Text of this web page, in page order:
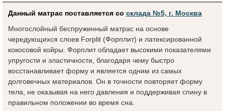
Данный матрас поставляется со склада №5, г. Москва
Многослойный беспружинный матрас на основе
чередующихся слоев Forplit (Форплит) и латексированной
кокосовой койры. Форплит обладает высокими показателями
упругости и эластичности, благодаря чему быстро
восстанавливает форму и является одним из самых
долговечных материалов. Он в точности повторяет форму
тела, не оказывая на него давления и поддерживая спину в
правильном положении во время сна.